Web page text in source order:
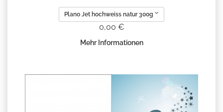
Plano Jet hochweiss natur 300g
0,00 €
Mehr Informationen